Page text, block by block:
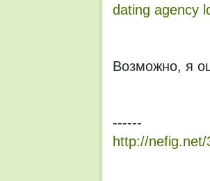
dating agency
Возможно, я
------
http://